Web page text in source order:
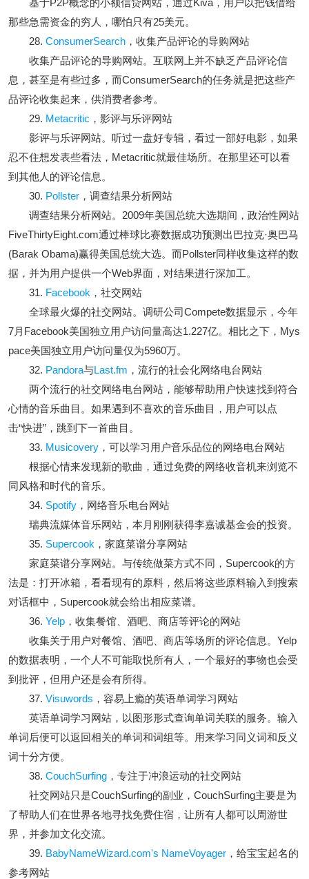
基于P2P概念的小额信贷网站，通过Kiva，用户以把钱借给
那些急需资金的穷人，哪怕只有25美元。
28.ConsumerSearch ，收集产品评论的导购网站
收集产品评论的导购网站。互联网上并不缺乏产品评论信
息，甚至是有些过多，而ConsumerSearch的任务就是把这些产
品评论收集起来，供消费者参考。
29. Metacritic ，影评与乐评网站
影评与乐评网站。听过一盘好专辑，看过一部好电影，如果
忍不住想发表些看法，Metacritic就最佳场所。在那里还可以看
到其他人的评论信息。
30. Pollster ，调查结果分析网站
调查结果分析网站。2009年美国总统大选期间，政治性网站
FiveThirtyEight.com通过棒球比赛数据成功预测出巴拉克·奥巴马
(Barak Obama)赢得美国总统大选。而Pollster同样收集这样的数
据，并为用户提供一个Web界面，对结果进行深加工。
31. Facebook ，社交网站
全球最火爆的社交网站。调研公司Compete数据显示，今年
7月Facebook美国独立用户访问量高达1.227亿。相比之下，Mys
pace美国独立用户访问量仅为5960万。
32. Pandora与Last.fm ，流行的社会化网络电台网站
两个流行的社交网络电台网站，能够帮助用户快速找到符合
心情的音乐曲目。如果遇到不喜欢的音乐曲目，用户可以点
击“快进”，跳到下一首曲目。
33. Musicovery ，可以学习用户音乐品位的网络电台网站
根据心情来发现新的歌曲，通过免费的网络收音机来浏览不
同风格和时代的音乐。
34. Spotify ，网络音乐电台网站
瑞典流媒体音乐网站，本月刚刚获得李嘉诚基金会的投资。
35. Supercook ，家庭菜谱分享网站
家庭菜谱分享网站。与传统做菜方式不同，Supercook的方
法是：打开冰箱，看看现有的原料，然后将这些原料输入到搜索
对话框中，Supercook就会给出相应菜谱。
36.Yelp ，收集餐馆、酒吧、商店等评论的网站
收集关于用户对餐馆、酒吧、商店等场所的评论信息。Yelp
的数据表明，一个人不可能取悦所有人，一个最好的事物也会受
到批评，但用户还是会有所得。
37.Visuwords ，容易上瘾的英语单词学习网站
英语单词学习网站，以图形形式查询单词关联的服务。输入
单词后便可以返回相关的单词和词组等。用来学习同义词和反义
词十分方便。
38.CouchSurfing ，专注于冲浪运动的社交网站
社交网站只是CouchSurfing的副业，CouchSurfing主要是为
了帮助人们在世界各地寻找免费住宿，让所有人都可以周游世
界，并参加文化交流。
39. BabyNameWizard.com's NameVoyager ，给宝宝起名的
参考网站